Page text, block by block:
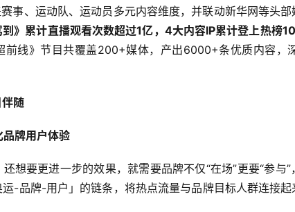
事、运动队、运动员多元内容维度，并联动新华网等头
到》累计直播观看次数超过1亿，4大内容IP累计登上热榜
前线》节目共覆盖200+媒体，产出6000+条优质内容，
随
牌用户体验
想要更进一步的效果，就需要品牌不仅“在场”更要“参与
-品牌-用户」的链条，将热点流量与品牌目标人群连接